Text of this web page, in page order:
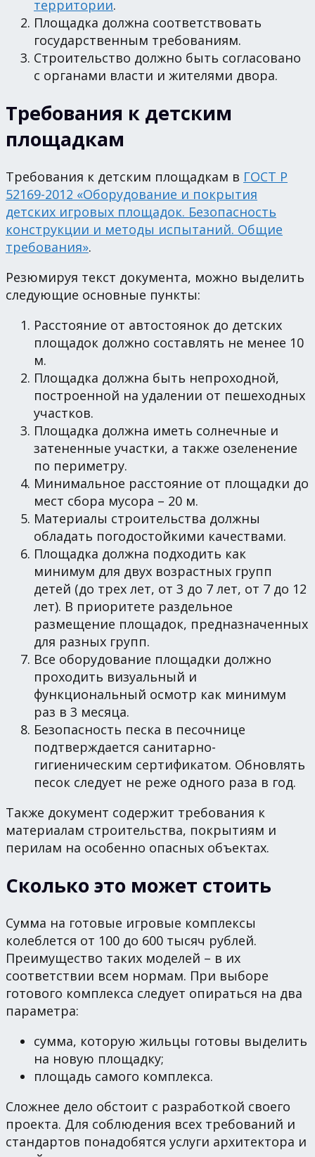
территории.
Площадка должна соответствовать
государственным требованиям.
Строительство должно быть согласовано
с органами власти и жителями двора.
Требования к детским
площадкам
Требования к детским площадкам в ГОСТ Р
52169-2012 «Оборудование и покрытия
детских игровых площадок. Безопасность
конструкции и методы испытаний. Общие
требования».
Резюмируя текст документа, можно выделить
следующие основные пункты:
Расстояние от автостоянок до детских
площадок должно составлять не менее 10
м.
Площадка должна быть непроходной,
построенной на удалении от пешеходных
участков.
Площадка должна иметь солнечные и
затененные участки, а также озеленение
по периметру.
Минимальное расстояние от площадки до
мест сбора мусора – 20 м.
Материалы строительства должны
обладать погодостойкими качествами.
Площадка должна подходить как
минимум для двух возрастных групп
детей (до трех лет, от 3 до 7 лет, от 7 до 12
лет). В приоритете раздельное
размещение площадок, предназначенных
для разных групп.
Все оборудование площадки должно
проходить визуальный и
функциональный осмотр как минимум
раз в 3 месяца.
Безопасность песка в песочнице
подтверждается санитарно-
гигиеническим сертификатом. Обновлять
песок следует не реже одного раза в год.
Также документ содержит требования к
материалам строительства, покрытиям и
перилам на особенно опасных объектах.
Сколько это может стоить
Сумма на готовые игровые комплексы
колеблется от 100 до 600 тысяч рублей.
Преимущество таких моделей – в их
соответствии всем нормам. При выборе
готового комплекса следует опираться на два
параметра:
сумма, которую жильцы готовы выделить
на новую площадку;
площадь самого комплекса.
Сложнее дело обстоит с разработкой своего
проекта. Для соблюдения всех требований и
стандартов понадобятся услуги архитектора и